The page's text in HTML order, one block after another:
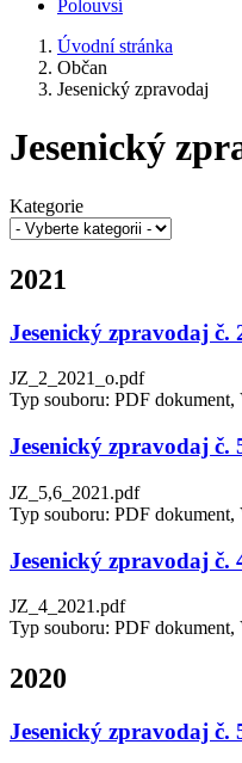
Polouvsí
Úvodní stránka
Občan
Jesenický zpravodaj
Jesenický
Kategorie
2021
Jesenický zpravodaj č.
JZ_2_2021_o.pdf
Typ souboru: PDF
Jesenický zpravodaj č.
JZ_5,6_2021.pdf
Typ souboru: PDF
Jesenický zpravodaj č.
JZ_4_2021.pdf
Typ souboru: PDF
2020
Jesenický zpravodaj č.